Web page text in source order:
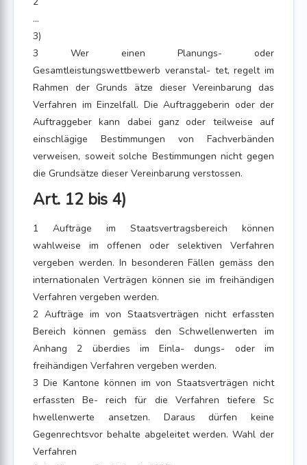
...
3)
3 Wer einen Planungs- oder
Gesamtleistungswettbewerb veranstal- tet, regelt im
Rahmen der Grunds ätze dieser Vereinbarung das
Verfahren im Einzelfall. Die Auftraggeberin oder der
Auftraggeber kann dabei ganz oder teilweise auf
einschlägige Bestimmungen von Fachverbänden
verweisen, soweit solche Bestimmungen nicht gegen
die Grundsätze dieser Vereinbarung verstossen.
Art. 12 bis 4)
1 Aufträge im Staatsvertragsbereich können
wahlweise im offenen oder selektiven Verfahren
vergeben werden. In besonderen Fällen gemäss den
internationalen Verträgen können sie im freihändigen
Verfahren vergeben werden.
2 Aufträge im von Staatsverträgen nicht erfassten
Bereich können gemäss den Schwellenwerten im
Anhang 2 überdies im Einla- dungs- oder im
freihändigen Verfahren vergeben werden.
3 Die Kantone können im von Staatsverträgen nicht
erfassten Be- reich für die Verfahren tiefere Sc
hwellenwerte ansetzen. Daraus dürfen keine
Gegenrechtsvor behalte abgeleitet werden. Wahl der
Verfahren